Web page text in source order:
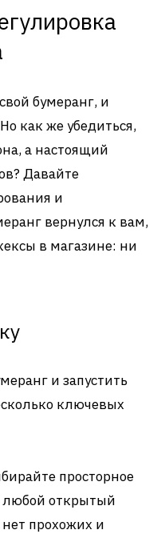
бумеранг, и
как же убедиться,
а настоящий
Давайте
и
вернулся к вам,
в магазине: ни
и запустить
ключевых
просторное
любой открытый
нет прохожих и